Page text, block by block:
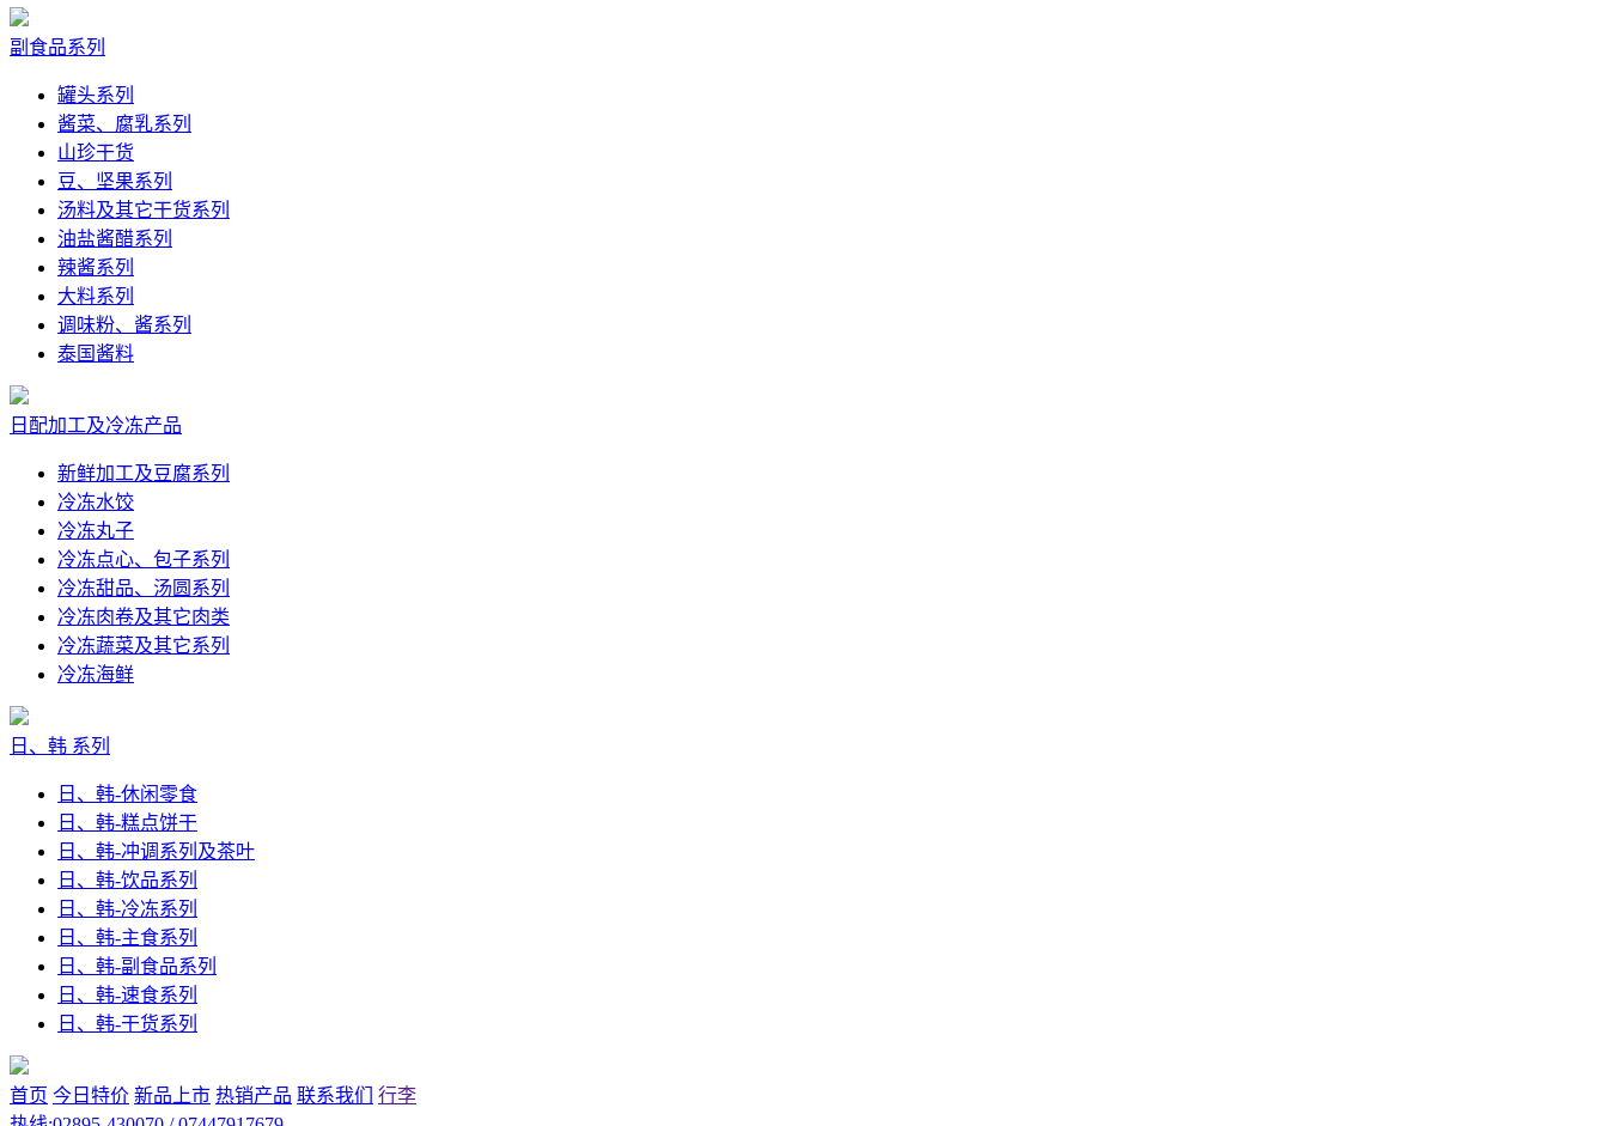
副食品系列
罐头系列
酱菜、腐乳系列
山珍干货
豆、坚果系列
汤料及其它干货系列
油盐酱醋系列
辣酱系列
大料系列
调味粉、酱系列
泰国酱料
日配加工及冷冻产品
新鲜加工及豆腐系列
冷冻水饺
冷冻丸子
冷冻点心、包子系列
冷冻甜品、汤圆系列
冷冻肉卷及其它肉类
冷冻蔬菜及其它系列
冷冻海鲜
日、韩 系列
日、韩-休闲零食
日、韩-糕点饼干
日、韩-冲调系列及茶叶
日、韩-饮品系列
日、韩-冷冻系列
日、韩-主食系列
日、韩-副食品系列
日、韩-速食系列
日、韩-干货系列
首页 今日特价 新品上市 热销产品 联系我们
行李